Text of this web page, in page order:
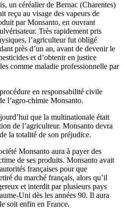
un céréalier de Bernac (Charentes)
reçu au visage des vapeurs de
par Monsanto, en ouvrant
Très rapidement pris
l’agriculteur fut obligé
près d’un an, avant de devenir le
et d’obtenir en justice
comme maladie professionnelle par
en responsabilité civile
l’agro-chimie Monsanto.
que la multinationale était
de l’agriculteur. Monsanto devra
la totalité de son préjudice.
Monsanto aura à payer des
de ses produits. Monsanto avait
françaises pour que
du marché français, alors qu’il
et interdit par plusieurs pays
Uni dès les années 90. Il aura
soit enfin en France.